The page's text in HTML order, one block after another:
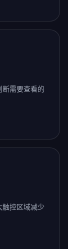
需要查看的
控区域减少